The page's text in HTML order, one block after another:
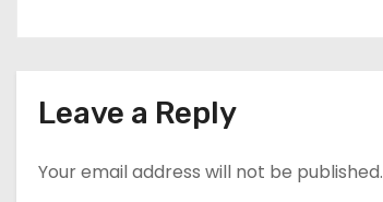
Leave a Reply
Your email address will not be published.